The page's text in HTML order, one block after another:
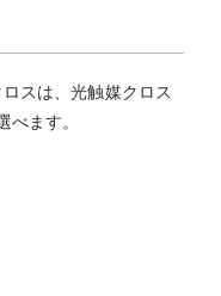
スは、光触媒クロス
ます。